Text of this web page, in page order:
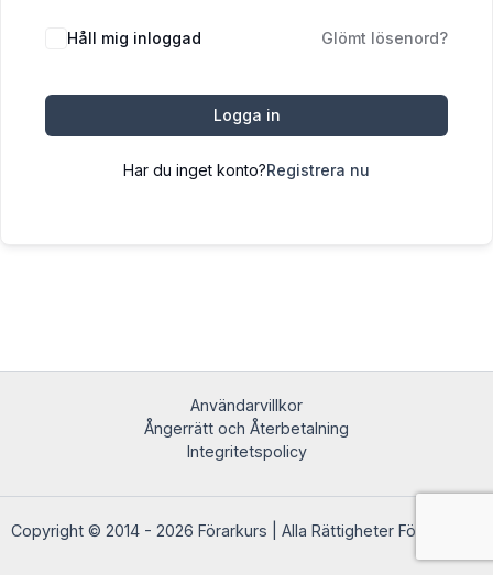
Håll mig inloggad Glömt lösenord?
Logga in
Har du inget konto?Registrera nu
Användarvillkor
Ångerrätt och Återbetalning
Integritetspolicy
Copyright © 2014 - 2026 Förarkurs | Alla Rättigheter Förbehållna